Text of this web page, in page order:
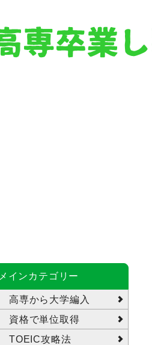
メインカテゴリー
高専から大学編入
資格で単位取得
TOEIC攻略法